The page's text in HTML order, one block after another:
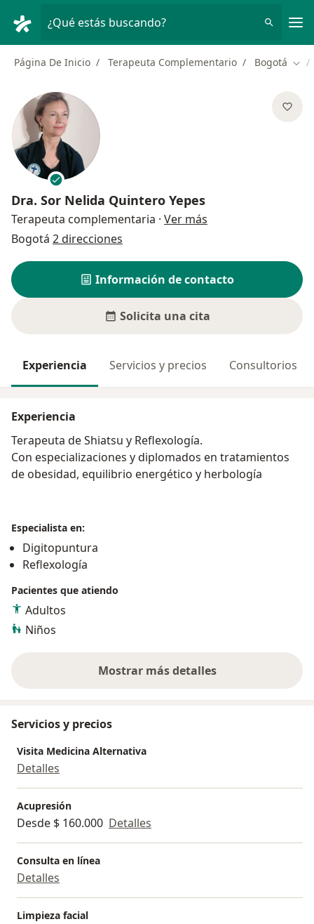
¿Qué estás buscando?
Página De Inicio Terapeuta Complementario Bogotá
Dra. Sor Nelida Quintero Yepes
Terapeuta complementaria · Ver más
Bogotá 2 direcciones
Información de contacto
Solicita una cita
Experiencia Servicios y precios Consultorios
Experiencia
Terapeuta de Shiatsu y Reflexología.
Con especializaciones y diplomados en tratamientos
de obesidad, equilibrio energético y herbología
Especialista en:
Digitopuntura
Reflexología
Pacientes que atiendo
Adultos
Niños
Mostrar más detalles
sobre la experiencia
Servicios y precios
Visita Medicina Alternativa
Detalles
Acupresión
Desde $ 160.000 Detalles
Consulta en línea
Detalles
Limpieza facial